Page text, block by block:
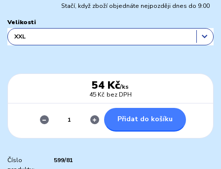
Stačí, když zboží objednáte nejpozději dnes do 9:00
Velikosti
54 Kč/ks
45 Kč bez DPH
Přidat do košíku
Číslo
599/81